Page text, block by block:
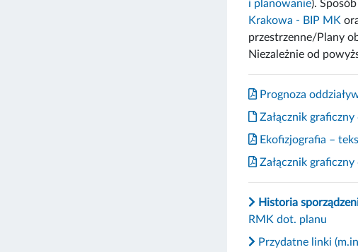
i planowanie).
Krakowa - BIP MK
przestrzenne/Plany
Niezależnie od
Prognoza
Załącznik
Ekofizjografia –
Załącznik
Historia
RMK dot. planu
Przydatne linki